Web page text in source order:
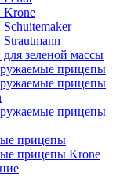
зеленой массы
прицепы
прицепы
прицепы
прицепы
прицепы Krone